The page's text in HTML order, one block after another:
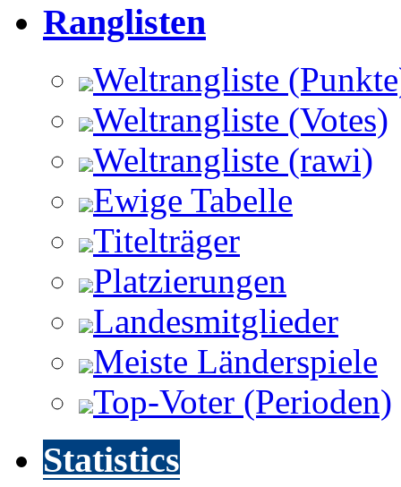
Ranglisten
Weltrangliste
Weltrangliste (Votes)
Weltrangliste (rawi)
Ewige Tabelle
Titelträger
Platzierungen
Landesmitglieder
Meiste Länderspiele
Top-Voter (Perioden)
Statistics